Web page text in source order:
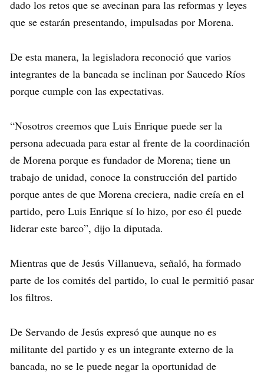
dado los retos que se avecinan para las reformas y leyes
que se estarán presentando, impulsadas por Morena.
De esta manera, la legisladora reconoció que varios
integrantes de la bancada se inclinan por Saucedo Ríos
porque cumple con las expectativas.
“Nosotros creemos que Luis Enrique puede ser la
persona adecuada para estar al frente de la coordinación
de Morena porque es fundador de Morena; tiene un
trabajo de unidad, conoce la construcción del partido
porque antes de que Morena creciera, nadie creía en el
partido, pero Luis Enrique sí lo hizo, por eso él puede
liderar este barco”, dijo la diputada.
Mientras que de Jesús Villanueva, señaló, ha formado
parte de los comités del partido, lo cual le permitió pasar
los filtros.
De Servando de Jesús expresó que aunque no es
militante del partido y es un integrante externo de la
bancada, no se le puede negar la oportunidad de